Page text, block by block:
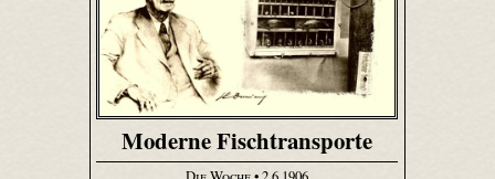
Moderne Fischtransporte